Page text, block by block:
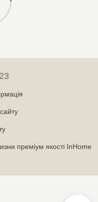
преміум якості InHome